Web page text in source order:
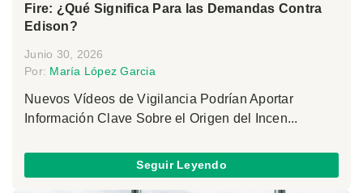
Fire: ¿Qué Significa Para las Demandas Contra
Edison?
Junio 30, 2026
Por: María López Garcia
Nuevos Vídeos de Vigilancia Podrían Aportar
Información Clave Sobre el Origen del Incen...
Seguir Leyendo